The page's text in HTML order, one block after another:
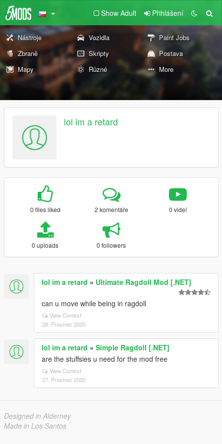
Show Adult Přihlášení
Nástroje Vozidla
Paint Jobs
Zbraně
Skripty
Postava
Mapy
Různé More
lol im a retard
0 files liked 2 komentáře 0 videí
0 uploads 0 followers
lol im a retard » Ultimate Ragdoll Mod [.NET]
can u move while being in ragdoll
View Context
28. Prosinec 2020
lol im a retard » Simple Ragdoll [.NET]
are the stuffsies u need for the mod free
View Context
27. Prosinec 2020
Designed in Alderney
Made in Los Santos